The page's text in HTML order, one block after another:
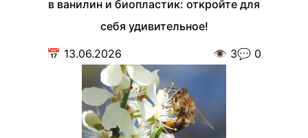
в ванилин и биопластик: откройте для
себя удивительное!
📅 13.06.2026 👁️ 3💬 0